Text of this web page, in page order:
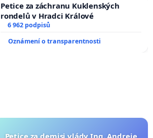
Petice za záchranu Kuklenských
rondelů v Hradci Králové
6 962 podpisů
Oznámení o transparentnosti